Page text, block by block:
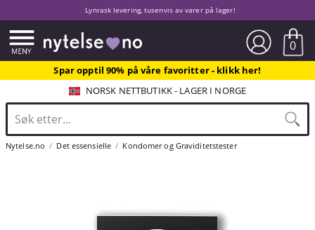
Lynrask levering, tusenvis av varer på lager!
0
Spar opptil 90% på våre favoritter - klikk her!
NORSK NETTBUTIKK - LAGER I NORGE
Nytelse.no Det essensielle Kondomer og Graviditetstester